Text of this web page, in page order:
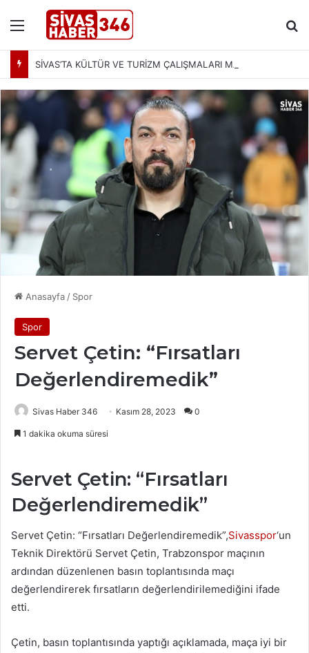
Menü
Anasayfa / Spor
Spor
Servet Çetin: “Fırsatları
Değerlendiremedik”
Sivas Haber 346 Kasım 28, 2023 0
1 dakika okuma süresi
Servet Çetin: “Fırsatları
Değerlendiremedik”
Servet Çetin: “Fırsatları Değerlendiremedik”,Sivasspor‘un
Teknik Direktörü Servet Çetin, Trabzonspor maçının
ardından düzenlenen basın toplantısında maçı
değerlendirerek fırsatların değerlendirilemediğini ifade
etti.
Çetin, basın toplantısında yaptığı açıklamada, maça iyi bir